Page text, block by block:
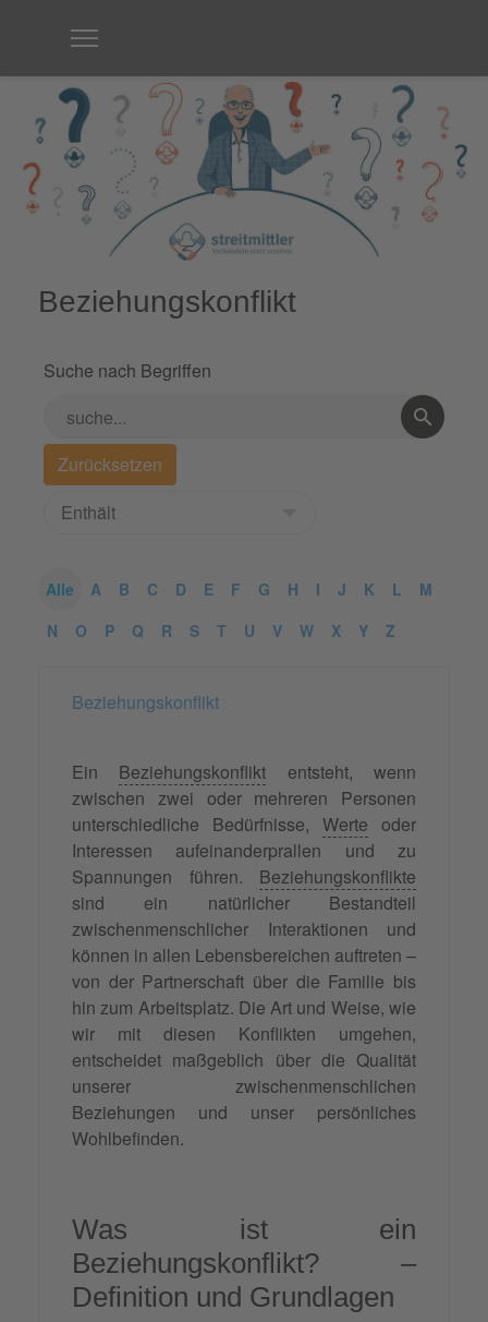
Beziehungskonflikt
Suche nach Begriffen
Alle A B C D E F G H I J K L
M
N
O P Q R S T U V W X Y Z
Beziehungskonflikt
Ein Beziehungskonflikt entsteht, wenn
zwischen zwei oder mehreren Personen
unterschiedliche Bedürfnisse, Werte oder
Interessen aufeinanderprallen und zu
Spannungen führen. Beziehungskonflikte
sind ein natürlicher Bestandteil
zwischenmenschlicher Interaktionen und
können in allen Lebensbereichen auftreten –
von der Partnerschaft über die Familie bis
hin zum Arbeitsplatz. Die Art und Weise, wie
wir mit diesen Konflikten umgehen,
entscheidet maßgeblich über die Qualität
unserer zwischenmenschlichen
Beziehungen und unser persönliches
Wohlbefinden.
Was ist ein
Beziehungskonflikt? –
Definition und Grundlagen